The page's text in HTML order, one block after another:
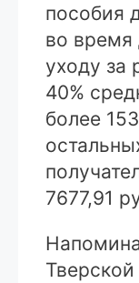
пособия
во время
уходу за
40%
более
7677,91